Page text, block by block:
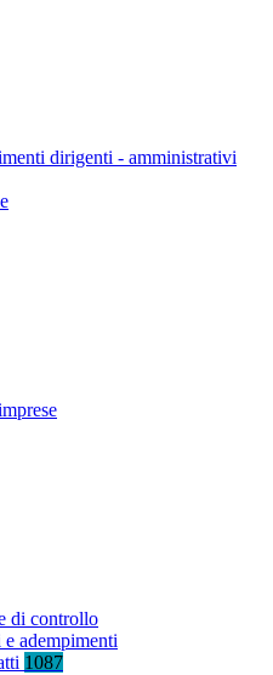
dirigenti - amministrativi
di controllo
adempimenti
1087